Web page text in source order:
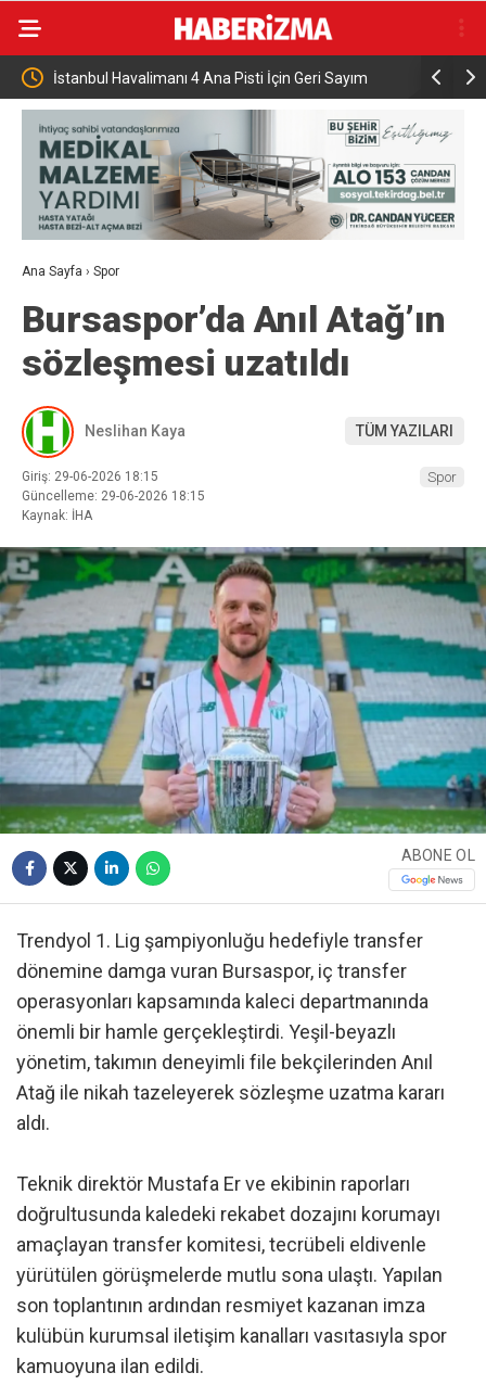
İçin Geri Sayım Hakkari Operasyonunda 253 Kilogram Esrar
Geçirildi
Ana Sayfa › Spor
Bursaspor’da Anıl Atağ’ın
sözleşmesi uzatıldı
Neslihan Kaya TÜM YAZILARI
Giriş: 29-06-2026 18:15
Güncelleme: 29-06-2026 18:15
Kaynak: İHA
Spor
ABONE OL
Trendyol 1. Lig şampiyonluğu hedefiyle transfer
dönemine damga vuran Bursaspor, iç transfer
operasyonları kapsamında kaleci departmanında
önemli bir hamle gerçekleştirdi. Yeşil-beyazlı
yönetim, takımın deneyimli file bekçilerinden Anıl
Atağ ile nikah tazeleyerek sözleşme uzatma kararı
aldı.
Teknik direktör Mustafa Er ve ekibinin raporları
doğrultusunda kaledeki rekabet dozajını korumayı
amaçlayan transfer komitesi, tecrübeli eldivenle
yürütülen görüşmelerde mutlu sona ulaştı. Yapılan
son toplantının ardından resmiyet kazanan imza
kulübün kurumsal iletişim kanalları vasıtasıyla spor
kamuoyuna ilan edildi.